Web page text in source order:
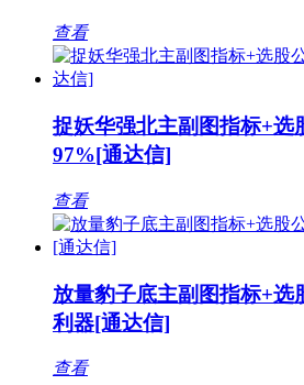
查看
捉妖华强北主副图指标+选
97%[通达信]
查看
放量豹子底主副图指标+选
利器[通达信]
查看